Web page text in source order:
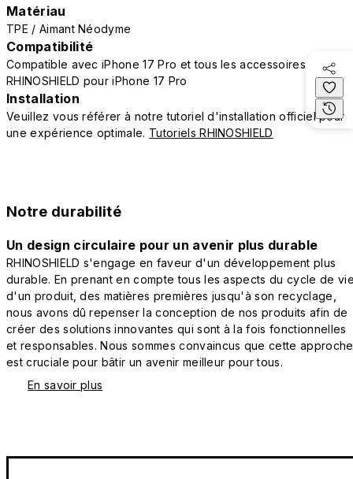
Matériau
TPE / Aimant Néodyme
Compatibilité
Compatible avec iPhone 17 Pro et tous les accessoires
RHINOSHIELD pour iPhone 17 Pro
Installation
Veuillez vous référer à notre tutoriel d'installation officiel pour
une expérience optimale. Tutoriels RHINOSHIELD
Notre durabilité
Un design circulaire pour un avenir plus durable
RHINOSHIELD s'engage en faveur d'un développement plus
durable. En prenant en compte tous les aspects du cycle de
d'un produit, des matières premières jusqu'à son recyclage,
nous avons dû repenser la conception de nos produits afin de
créer des solutions innovantes qui sont à la fois fonctionnelles
et responsables. Nous sommes convaincus que cette approche
est cruciale pour bâtir un avenir meilleur pour tous.
En savoir plus